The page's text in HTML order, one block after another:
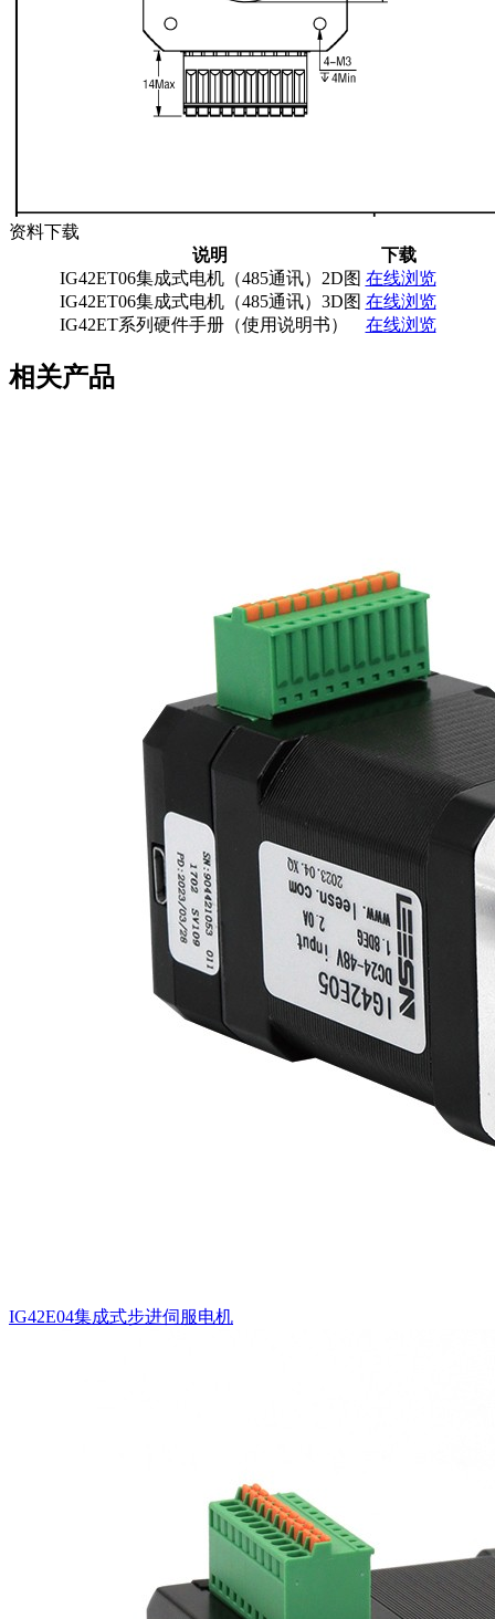
资料下载
说明
下载
IG42ET06集成式电机（485通讯）2D图 在线浏览
IG42ET06集成式电机（485通讯）3D图 在线浏览
IG42ET系列硬件手册（使用说明书）
在线浏览
相关产品
IG42E04集成式步进伺服电机